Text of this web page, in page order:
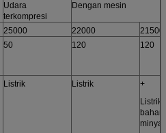
Udara
terkompresi
Dengan mesin
25000 22000
21500
50 120 120
Listrik Listrik
+
Listrik